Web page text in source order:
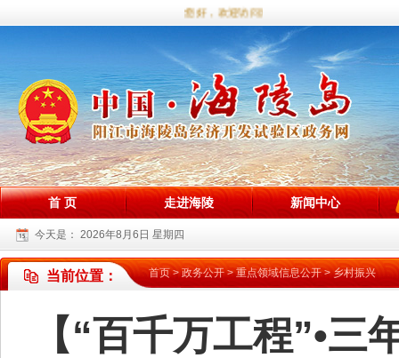
您好，欢迎访问海陵试验区政务网站！
首 页 走进海陵 新闻中心
今天是： 2026年8月6日 星期四
当前位置： 首页>政务公开>重点领域信息公开>乡村振兴
【“百千万工程”•